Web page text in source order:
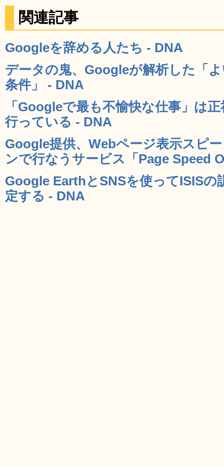
関連記事
Googleを辞める人たち - DNA
データの鬼、Googleが解析した「
条件」 - DNA
「Googleで最も不愉快な仕事」は
行っている - DNA
Google提供、Webページ表示スピ
ンで行なうサービス「Page Speed
Google EarthとSNSを使ってISISの
定する - DNA